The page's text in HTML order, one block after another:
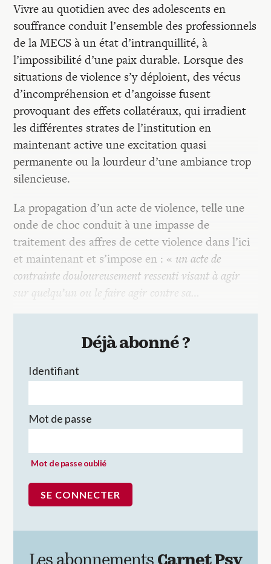
Vivre au quotidien avec des adolescents en
souffrance conduit l’ensemble des professionnels
de la MECS à un état d’intranquillité, à
l’impossibilité d’une paix durable. Lorsque des
situations de violence s’y déploient, des vécus
d’incompréhension et d’angoisse fusent
provoquant des effets collatéraux, qui irradient
les différentes strates de l’institution en
maintenant active une excitation quasi
permanente ou la lourdeur d’une ambiance trop
silencieuse.
La propagation d’un acte de violence, telle une
onde de choc conduit à une impasse de
traitement des affres de cette violence dans l’ici
et maintenant et s’impose en : « un acte de
contrainte douloureusement ressenti visant à agir
sur quelqu’un ou le faire agir contre sa…
Déjà abonné ?
Identifiant
Mot de passe
Mot de passe oublié